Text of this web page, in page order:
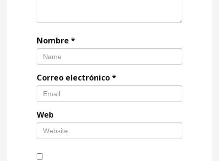
Nombre *
Correo electrónico*
Web